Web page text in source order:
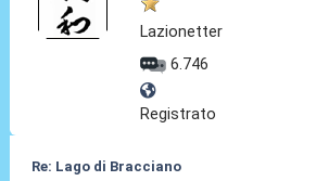
Lazionetter
6.746
Registrato
Re: Lago di Bracciano